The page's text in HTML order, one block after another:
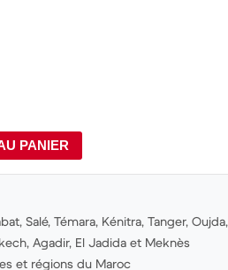
PANIER
Salé, Témara, Kénitra, Tanger, Oujda,
Agadir, El Jadida et Meknès
et régions du Maroc